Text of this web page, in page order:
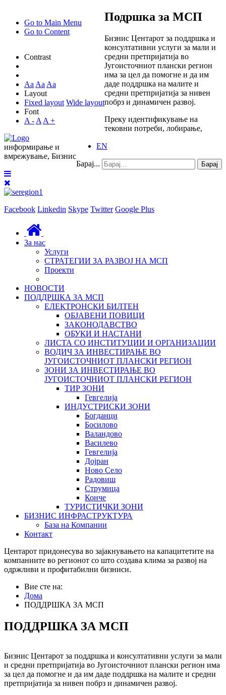
Go to Main Menu
Go to Content
Contrast
Aa Aa Aa
Layout
Fixed layout Wide layout
Font
A - A A +
EN
Барај... Барај
Facebook Linkedin Skype Twitter Google Plus
За нас
Услуги
СТРАТЕГИИ ЗА РАЗВОЈ НА МСП
Проекти
НОВОСТИ
ПОДДРШКА ЗА МСП
ЕЛЕКТРОНСКИ БИЛТЕН
ОБЈАВЕНИ ПОВИЦИ
ЗАКОНОДАВСТВО
ОБУКИ И НАСТАНИ
ЛИСТА СО ИНСТИТУЦИИ И ОРГАНИЗАЦИИ
ВОДИЧ ЗА ИНВЕСТИРАЊЕ ВО
ЈУГОИСТОЧНИОТ ПЛАНСКИ РЕГИОН
ЗОНИ ЗА ИНВЕСТИРАЊЕ ВО
ЈУГОИСТОЧНИОТ ПЛАНСКИ РЕГИОН
ТИР ЗОНИ
Гевгелија
ИНДУСТРИСКИ ЗОНИ
Богданци
Босилово
Валандово
Василево
Гевгелија
Дојран
Ново Село
Радовиш
Струмица
Конче
ТУРИСТИЧКИ ЗОНИ
БИЗНИС ИНФРАСТРУКТУРА
База на Компании
Контакт
Подршка за МСП
Бизнис Центарот за поддршка и
консултативни услуги за мали и
средни претпријатија во
Југоисточниот плански регион
има за цел да помогне и да им
даде поддршка на малите и
средни претпријатија за нивен
побрз и динамичен развој.
Преку идентификување на
тековни потреби, лобирање,
информирање и
вмрежување, Бизнис
Центарот придонесува во зајакнувањето на капацитетите на
компаниите во регионот со што создава клима за развој на
одржливи и профитабилни бизниси.
Вие сте на:
Дома
ПОДДРШКА ЗА МСП
ПОДДРШКА ЗА МСП
Бизнис Центарот за поддршка и консултативни услуги за мали
и средни претпријатија во Југоисточниот плански регион има
за цел да помогне и да им даде поддршка на малите и средни
претпријатија за нивен побрз и динамичен развој.